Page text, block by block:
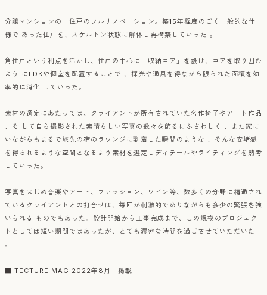
ーーーーーーーーーーーーーーーーーーーー
分譲マンションの一住戸のフルリノベーション。築15年程度のごく一般的な仕
様で あった住戸を、スケルトン状態に解体し再構築していった 。
角住戸という利点を活かし、住戸の中心に「収納コア」を設け、コアを取り囲む
よう にLDKや個室を配置することで 、採光や通風を得ながら限られた面積を効
率的に消化 していった。
素材の選定にあたっては、クライアントが所有されていた名作椅子やアート作品
、そ して自ら撮影された素晴らしい写真の数々を飾るにふさわしく 、また家に
いながらもまるで旅先の宿のラウンジに到着した瞬間のような 、そんな安堵感
を得られるような空間となるよう素材を選定しディテールやライティングを熟考
していった。
写真をはじめ音楽やアート、ファッション、ワイン等、数多くの分野に精通され
ているクライアントとの打合せは、毎回が刺激的でありながらも多少の緊張を強
いられる ものでもあった。設計開始から工事完成まで、この規模のプロジェク
トとしては短い期間ではあったが、とても濃密な時間を過ごさせていただいた
。
■ TECTURE MAG 2022年8月 掲載